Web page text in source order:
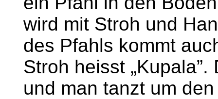
wird mit Stroh und
des Pfahls kommt
Stroh heisst
und man tanzt um